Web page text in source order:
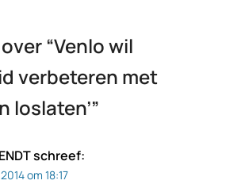
“Venlo wil
verbeteren met
loslaten’”
schreef:
om 18:17